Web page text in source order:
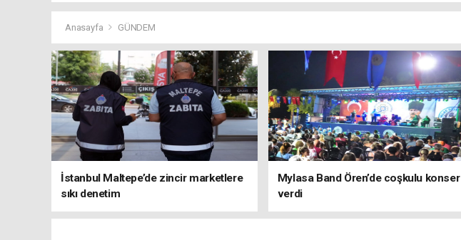
Anasayfa GÜNDEM
İstanbul Maltepe’de zincir marketlere
sıkı denetim
Mylasa Band Ören’de coşkulu konser
verdi